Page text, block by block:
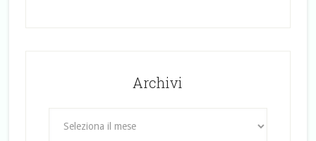
Archivi